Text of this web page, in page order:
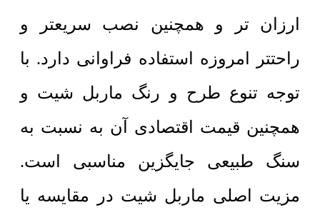
ارزان تر و همچنین نصب سریعتر و
راحتتر امروزه استفاده فراوانی دارد. با
توجه تنوع طرح و رنگ ماربل شیت و
همچنین قیمت اقتصادی آن به نسبت به
سنگ طبیعی جایگزین مناسبی است.
مزیت اصلی ماربل شیت در مقایسه یا